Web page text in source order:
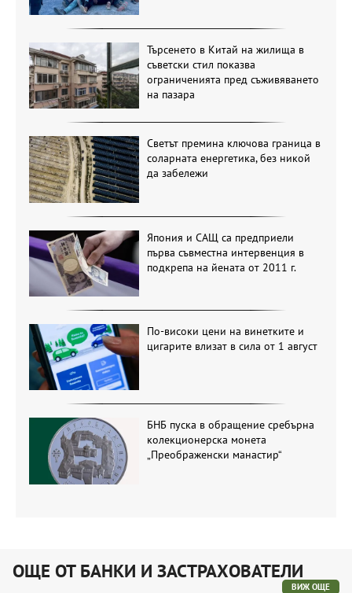
Търсенето в Китай на жилища в
съветски стил показва
ограниченията пред съживяването
на пазара
Светът премина ключова граница в
соларната енергетика, без никой
да забележи
Япония и САЩ са предприели
първа съвместна интервенция в
подкрепа на йената от 2011 г.
По-високи цени на винетките и
цигарите влизат в сила от 1 август
БНБ пуска в обращение сребърна
колекционерска монета
„Преображенски манастир“
ОЩЕ ОТ БАНКИ И ЗАСТРАХОВАТЕЛИ
ВИЖ ОЩЕ